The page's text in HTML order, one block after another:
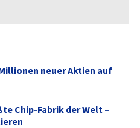
neuer Aktien auf
Chip-Fabrik der Welt –